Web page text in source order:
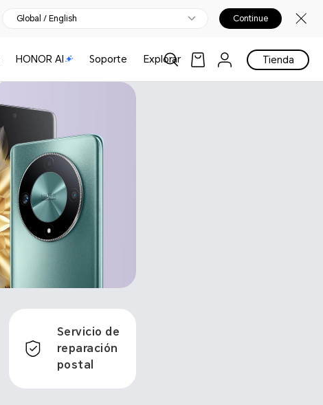
Global / English Continue
HONOR AI Soporte Explorar Tienda
Servicio de
reparación
postal